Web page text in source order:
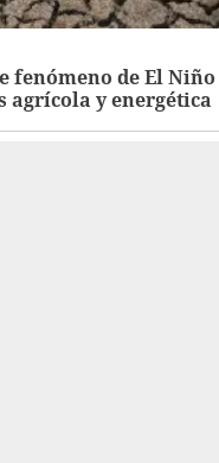
fenómeno de El
agrícola y energética